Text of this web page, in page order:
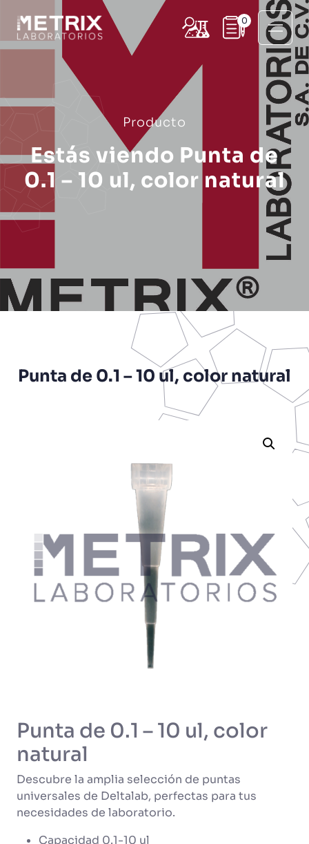
0
Producto
Estás viendo Punta de
0.1 – 10 ul, color natural
Punta de 0.1 – 10 ul, color natural
Punta de 0.1 – 10 ul, color
natural
Descubre la amplia selección de puntas
universales de Deltalab, perfectas para tus
necesidades de laboratorio.
Capacidad 0.1-10 ul